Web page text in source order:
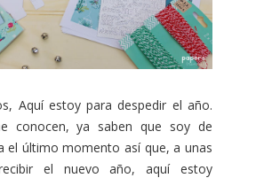
Aquí estoy para despedir el año.
conocen, ya saben que soy de
el último momento así que, a unas
el nuevo año, aquí estoy